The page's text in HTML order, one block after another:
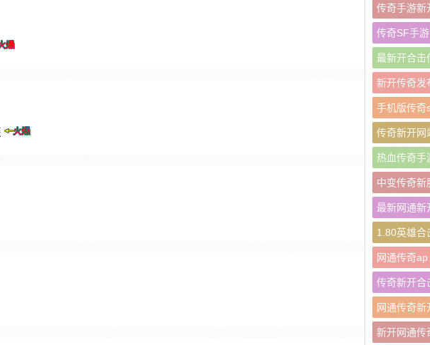
传奇手游新
传奇SF手游
最新开合击
新开传奇发
手机版传奇
传奇新开网
热血传奇手
中变传奇新
最新网通新
1.80英雄合
网通传奇ap
传奇新开合
网通传奇新
新开网通传